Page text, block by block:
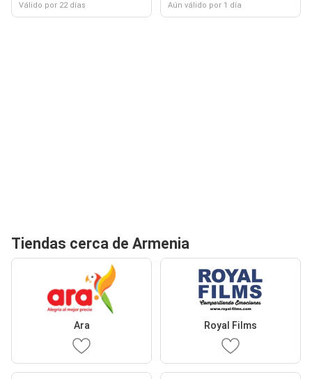
Válido por 22 días Aún válido por 1 día
Tiendas cerca de Armenia
Ara Royal Films